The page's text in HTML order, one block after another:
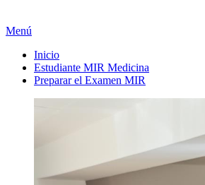
Menú
Inicio
Estudiante MIR Medicina
Preparar el Examen MIR